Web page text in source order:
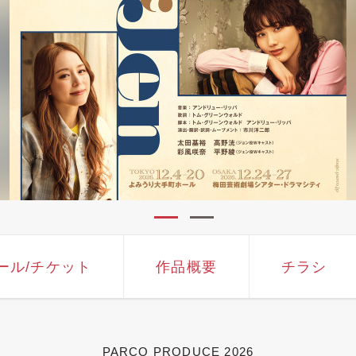
ル/チケット 作品概要 チラシ
PARCO PRODUCE 2026